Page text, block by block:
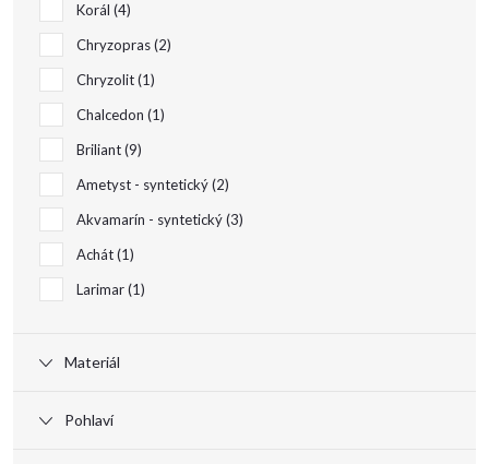
Korál 4
Chryzopras 2
Chryzolit 1
Chalcedon 1
Briliant 9
Ametyst - syntetický 2
Akvamarín - syntetický 3
Achát 1
Larimar 1
Materiál
Pohlaví